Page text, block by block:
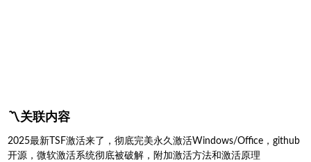
〽️关联内容
2025最新TSF激活来了，彻底完美永久激活Windows/Office，github
开源，微软激活系统彻底被破解，附加激活方法和激活原理